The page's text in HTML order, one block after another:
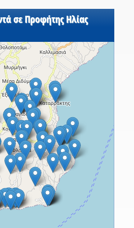
σε Προφήτης Ηλίας